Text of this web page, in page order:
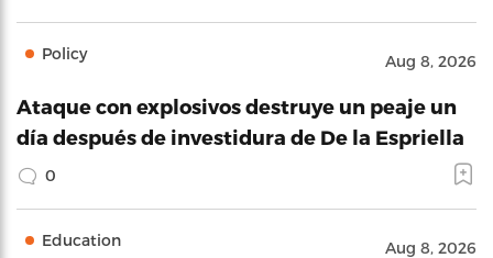
Policy Aug 8, 2026
Ataque con explosivos destruye un peaje un
día después de investidura de De la Espriella
0
Education Aug 8, 2026